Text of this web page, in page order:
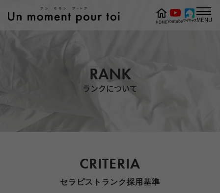
RANK
ランクについて
HOMEYoutubeツイキャスMENU
CRITERIA
セラピストランク採用基準